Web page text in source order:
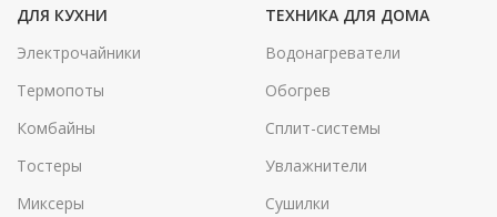
ДЛЯ КУХНИ
Электрочайники
Термопоты
Комбайны
Тостеры
Миксеры
ТЕХНИКА ДЛЯ ДОМА
Водонагреватели
Обогрев
Сплит-системы
Увлажнители
Сушилки